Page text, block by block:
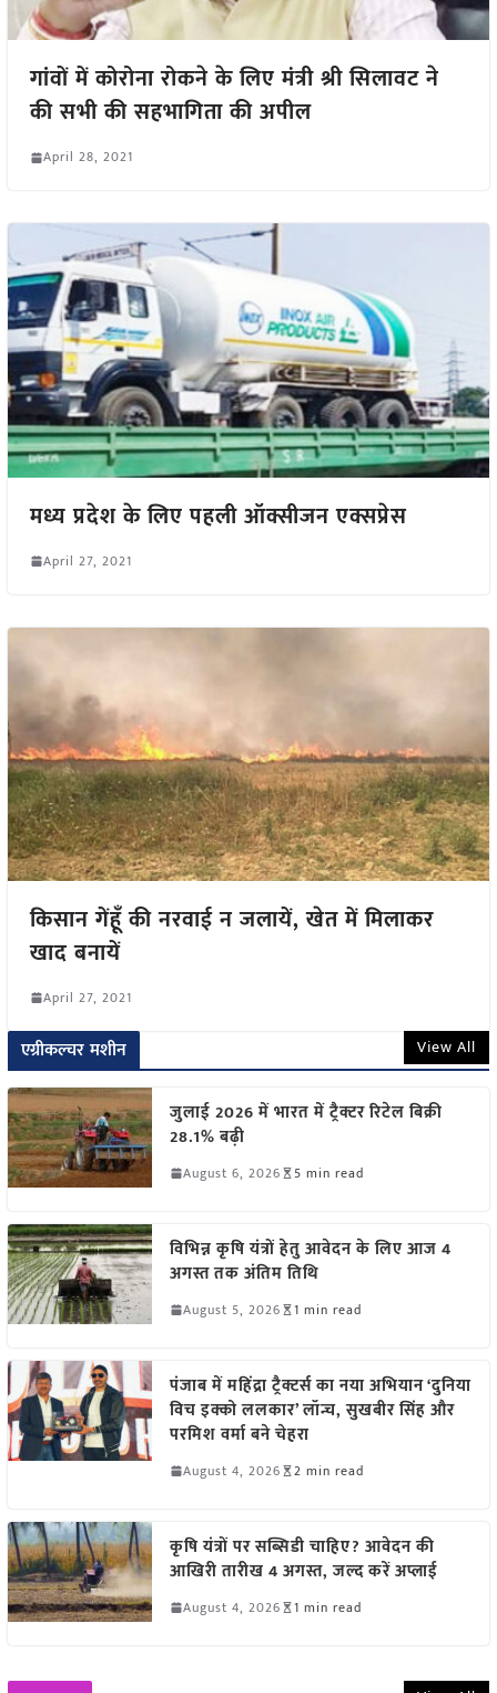
गांवों में कोरोना रोकने के लिए मंत्री श्री सिलावट ने
की सभी की सहभागिता की अपील
April 28, 2021
मध्य प्रदेश के लिए पहली ऑक्सीजन एक्सप्रेस
April 27, 2021
किसान गेंहूँ की नरवाई न जलायें, खेत में मिलाकर
खाद बनायें
April 27, 2021
एग्रीकल्चर मशीन View All
जुलाई 2026 में भारत में ट्रैक्टर रिटेल बिक्री
28.1% बढ़ी
August 6, 2026 5 min read
विभिन्न कृषि यंत्रों हेतु आवेदन के लिए आज 4
अगस्त तक अंतिम तिथि
August 5, 2026 1 min read
पंजाब में महिंद्रा ट्रैक्टर्स का नया अभियान ‘दुनिया
विच इक्को ललकार’ लॉन्च, सुखबीर सिंह और
परमिश वर्मा बने चेहरा
August 4, 2026 2 min read
कृषि यंत्रों पर सब्सिडी चाहिए? आवेदन की
आखिरी तारीख 4 अगस्त, जल्द करें अप्लाई
August 4, 2026 1 min read